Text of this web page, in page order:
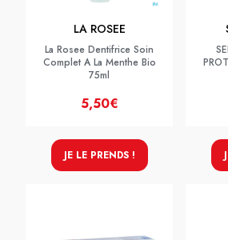
LA ROSEE
La Rosee Dentifrice Soin
Complet A La Menthe Bio
75ml
5,50€
JE LE PRENDS !